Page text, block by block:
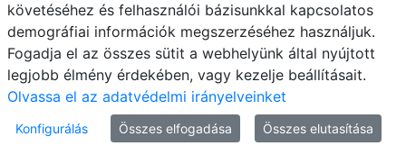
© MATE 2021
követéséhez és felhasználói bázisunkkal kapcsolatos
demográfiai információk megszerzéséhez használjuk.
Fogadja el az összes sütit a webhelyünk által nyújtott
legjobb élmény érdekében, vagy kezelje beállításait.
Olvassa el az adatvédelmi irányelveinket
Konfigurálás Összes elfogadása Összes elutasítása